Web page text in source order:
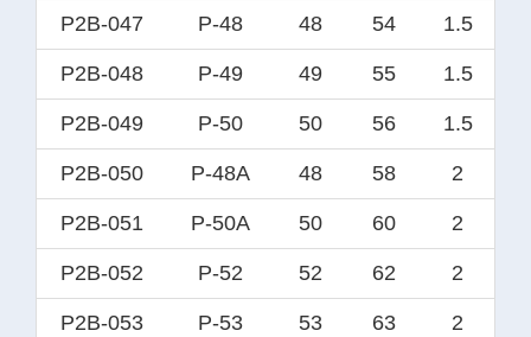
P2B-047 P-48 48 54 1.5
P2B-048 P-49 49 55 1.5
P2B-049 P-50 50 56 1.5
P2B-050 P-48A 48 58 2
P2B-051 P-50A 50 60 2
P2B-052 P-52 52 62 2
P2B-053 P-53 53 63 2